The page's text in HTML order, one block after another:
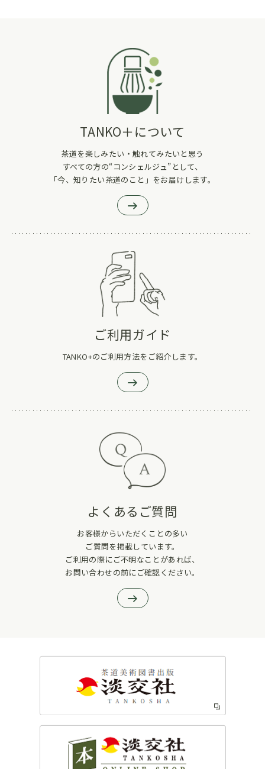
TANKO＋について
茶道を楽しみたい・触れてみたいと思う
すべての方の“コンシェルジュ”として、
「今、知りたい茶道のこと」をお届けします。
ご利用ガイド
TANKO+のご利用方法をご紹介します。
よくあるご質問
お客様からいただくことの多い
ご質問を掲載しています。
ご利用の際にご不明なことがあれば、
お問い合わせの前にご確認ください。